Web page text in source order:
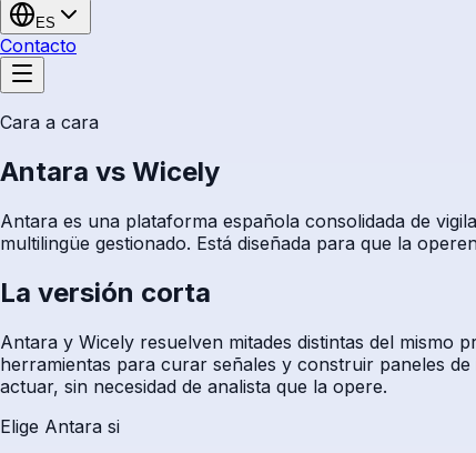
ES
Contacto
Cara a cara
Antara vs Wicely
Antara es una plataforma española consolidada de
multilingüe gestionado. Está diseñada para que la
La versión corta
Antara y Wicely resuelven mitades distintas del mismo
herramientas para curar señales y construir paneles
actuar, sin necesidad de analista que la opere.
Elige Antara si